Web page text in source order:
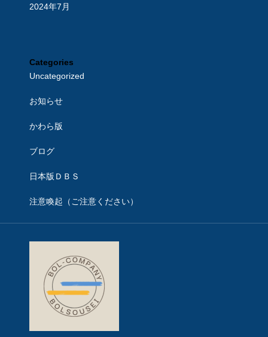
2024年7月
Categories
Uncategorized
お知らせ
かわら版
ブログ
日本版ＤＢＳ
注意喚起（ご注意ください）